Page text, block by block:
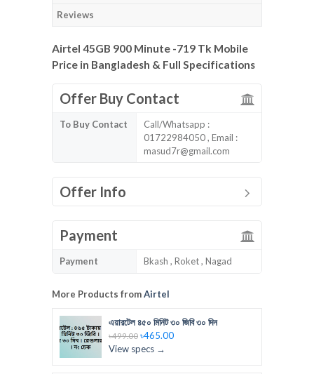
Reviews
Airtel 45GB 900 Minute -719 Tk Mobile
Price in Bangladesh & Full Specifications
Offer Buy Contact
To Buy Contact
Call/Whatsapp :
01722984050 , Email :
masud7r@gmail.com
Offer Info
Payment
Payment Bkash , Roket , Nagad
More Products fromAirtel
এয়ারটেল ৪৫০ মিনিট ৩০ জিবি ৩০ দিন
৳499.00 ৳465.00
View specs →